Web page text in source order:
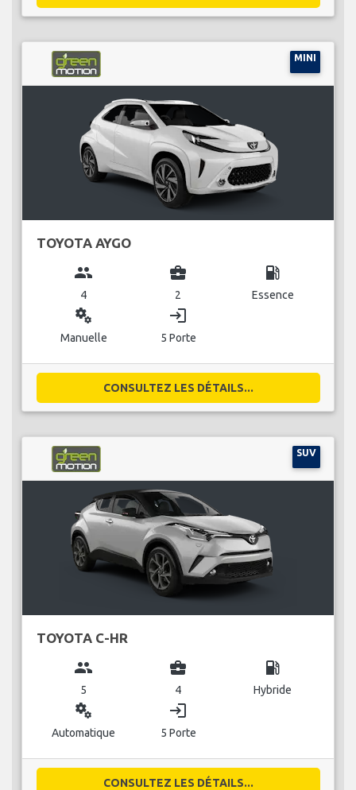
MINI
TOYOTA AYGO
group
4
business_center
2
local_gas_station
Essence
miscellaneous_services
Manuelle
login
5 Porte
CONSULTEZ LES DÉTAILS...
SUV
TOYOTA C-HR
group
5
business_center
4
local_gas_station
Hybride
miscellaneous_services
Automatique
login
5 Porte
CONSULTEZ LES DÉTAILS...